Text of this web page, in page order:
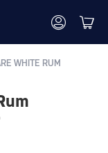
WHITE RUM